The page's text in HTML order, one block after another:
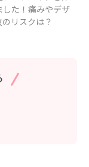
した！痛みやデザ
リスクは？